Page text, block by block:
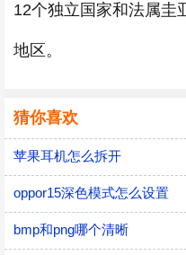
12个独立国家和法属圭
地区。
猜你喜欢
苹果耳机怎么拆开
oppor15深色模式怎么设置
bmp和png哪个清晰